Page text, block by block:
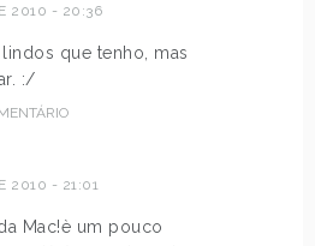
2010 - 20:36
que tenho, mas
:/
2010 - 21:01
Mac!è um pouco